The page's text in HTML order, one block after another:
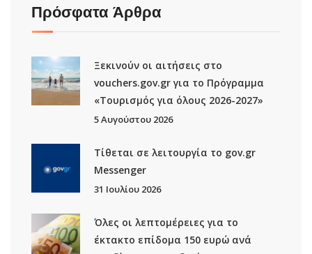
Πρόσφατα Άρθρα
Ξεκινούν οι αιτήσεις στο
vouchers.gov.gr για το Πρόγραμμα
«Τουρισμός για όλους 2026-2027»
5 Αυγούστου 2026
Τίθεται σε λειτουργία το gov.gr
Μessenger
31 Ιουλίου 2026
Όλες οι λεπτομέρειες για το
έκτακτο επίδομα 150 ευρώ ανά